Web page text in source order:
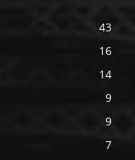
43
16
14
9
9
7